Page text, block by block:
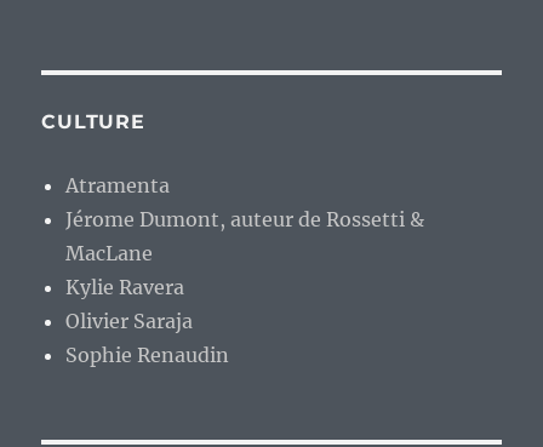
CULTURE
Atramenta
Jérome Dumont, auteur de Rossetti &
MacLane
Kylie Ravera
Olivier Saraja
Sophie Renaudin